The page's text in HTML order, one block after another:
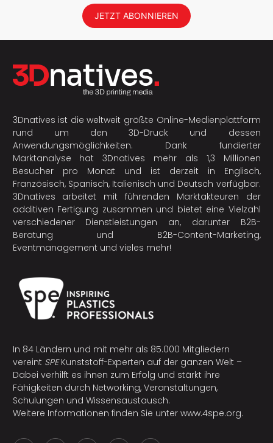
JETZT ABONNIEREN
3Dnatives ist die weltweit größte Online-Medienplattform
rund um den 3D-Druck und dessen
Anwendungsmöglichkeiten. Dank fundierter
Marktanalyse hat 3Dnatives mehr als 1,3 Millionen
Besucher pro Monat und ist derzeit in Englisch,
Französisch, Spanisch, Italienisch und Deutsch verfügbar.
3Dnatives arbeitet mit führenden Marktakteuren der
additiven Fertigung zusammen und bietet eine Vielzahl
verschiedener Dienstleistungen an, darunter B2B-
Beratung und B2B-Content-Marketing,
Eventmanagement und vieles mehr!
In 84 Ländern und mit mehr als 85.000 Mitgliedern
vereint SPEKunststoff-Experten auf der ganzen Welt –
Dabei verhilft es ihnen zum Erfolg und stärkt ihre
Fähigkeiten durch Networking, Veranstaltungen,
Schulungen und Wissensaustausch.
Weitere Informationen finden Sie unter www.4spe.org.